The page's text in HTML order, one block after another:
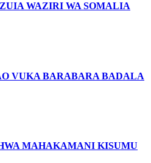
WAZIRI WA SOMALIA
VUKA BARABARA BADALA
MAHAKAMANI KISUMU